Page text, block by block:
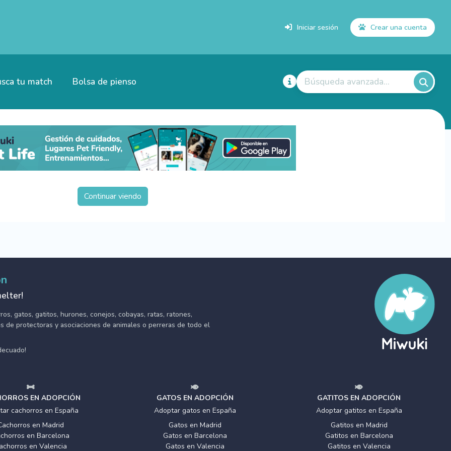
Iniciar sesión Crear una cuenta
tu match Bolsa de pienso Búsqueda avanzada...
Continuar viendo
gatos, gatitos, hurones, conejos, cobayas, ratas, ratones,
de protectoras y asociaciones de animales o perreras de todo el
EN ADOPCIÓN
cachorros en España
en Madrid
en Barcelona
en Valencia
GATOS EN ADOPCIÓN
Adoptar gatos en España
Gatos en Madrid
Gatos en Barcelona
Gatos en Valencia
GATITOS EN ADOPCIÓN
Adoptar gatitos en España
Gatitos en Madrid
Gatitos en Barcelona
Gatitos en Valencia